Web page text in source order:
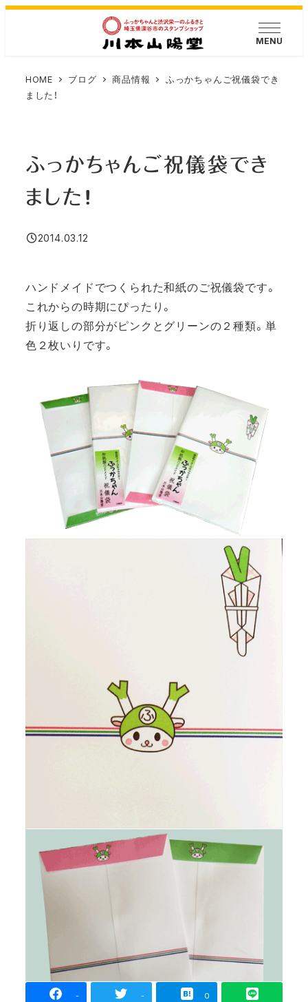
MENU
HOME ブログ 商品情報
ふっかちゃんご祝儀袋でき
ました！
ふっかちゃんご祝儀袋でき
ました！
投稿日
2014.03.12
ハンドメイドでつくられた和紙のご祝儀袋です。
これからの時期にぴったり。
折り返しの部分がピンクとグリーンの２種類。単
色２枚いりです。
- - 0